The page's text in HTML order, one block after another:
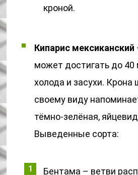
кроной.
Кипарис мексиканский
может достигать до 40
холода и засухи. Крона
своему виду
тёмно-зелёная,
Выведенные сорта:
Бентама – ветви